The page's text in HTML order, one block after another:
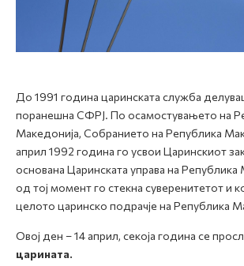
До 1991 година царинската служба
поранешна СФРЈ. По осамостувањето на
Македонија, Собранието нa Рeпублика
април 1992 година го усвои Царинскиот
основана Царинската управа на Република
од тој момент го стекна суверенитетот и
целото царинско подрачје на Република
Овој ден – 14 април, секоја година се
царината.